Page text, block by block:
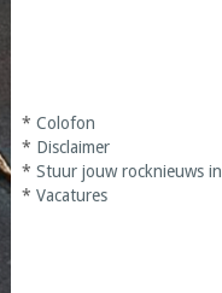
* Colofon
* Disclaimer
* Stuur jouw rocknieuws in
* Vacatures